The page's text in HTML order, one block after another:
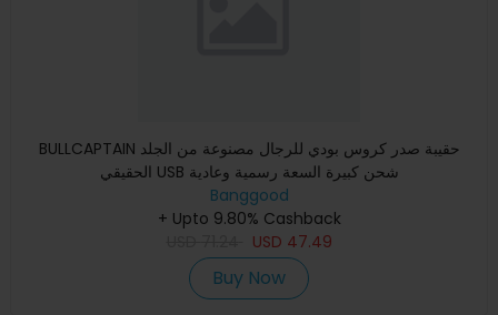
BULLCAPTAIN حقيبة صدر كروس بودي للرجال مصنوعة من الجلد
الحقيقي USB شحن كبيرة السعة رسمية وعادية
Banggood
+ Upto 9.80% Cashback
USD 47.49
Buy Now